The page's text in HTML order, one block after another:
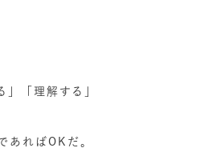
」「理解する」
あればOKだ。